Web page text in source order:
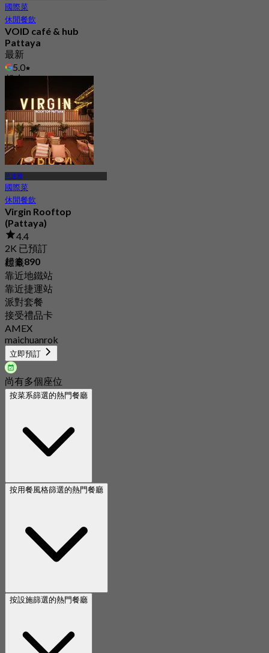
國際菜
休閒餐飲
VOID café & hub
Pattaya
最新
5.0
起฿ 230
芭達雅
國際菜
休閒餐飲
Virgin Rooftop
(Pattaya)
4.4
2K 已預訂
起฿ 890
標籤
靠近地鐵站
靠近捷運站
派對套餐
接受禮品卡
AMEX
maichuanrok
立即預訂
尚有多個座位
按菜系篩選的熱門餐廳
按用餐風格篩選的熱門餐廳
按設施篩選的熱門餐廳